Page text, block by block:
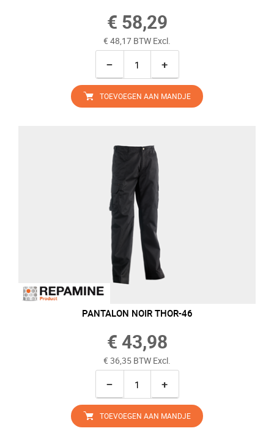
€ 58,29
€ 48,17 BTW Excl.
− +
TOEVOEGEN AAN MANDJE
PANTALON NOIR THOR-46
€ 43,98
€ 36,35 BTW Excl.
− +
TOEVOEGEN AAN MANDJE